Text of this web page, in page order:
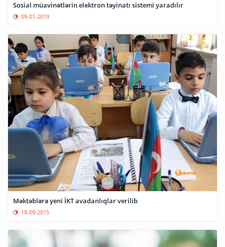
Sosial müavinətlərin elektron təyinatı sistemi yaradılır
09-01-2019
Məktəblərə yeni İKT avadanlıqlar verilib
18-09-2015